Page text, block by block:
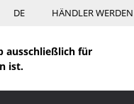
DE HÄNDLER WERDEN
ausschließlich für
ist.